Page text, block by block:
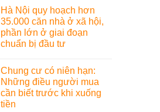
Hà Nội quy hoạch hơn
35.000 căn nhà ở xã hội,
phần lớn ở giai đoạn
chuẩn bị đầu tư
Chung cư có niên hạn:
Những điều người mua
cần biết trước khi xuống
tiền